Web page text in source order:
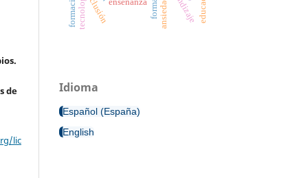
de
lic
enseñanza
inclusión ansiedad
Idioma
Español (España)
English